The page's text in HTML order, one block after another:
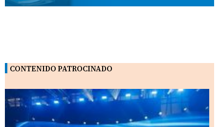
CONTENIDO PATROCINADO